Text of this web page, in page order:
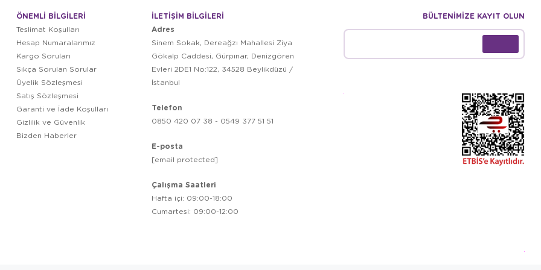
ÖNEMLİ BİLGİLERİ
Teslimat Koşulları
Hesap Numaralarımız
Kargo Soruları
Sıkça Sorulan Sorular
Üyelik Sözleşmesi
Satış Sözleşmesi
Garanti ve İade Koşulları
Gizlilik ve Güvenlik
Bizden Haberler
İLETİŞİM BİLGİLERİ
Adres
Sinem Sokak, Dereağzı Mahallesi Ziya
Gökalp Caddesi, Gürpınar, Denizgören
Evleri 2DE1 No:122, 34528 Beylikdüzü /
İstanbul
Telefon
0850 420 07 38 - 0549 377 51 51
E-posta
[email protected]
Çalışma Saatleri
Hafta içi: 09:00-18:00
Cumartesi: 09:00-12:00
BÜLTENİMİZE KAYIT OLUN